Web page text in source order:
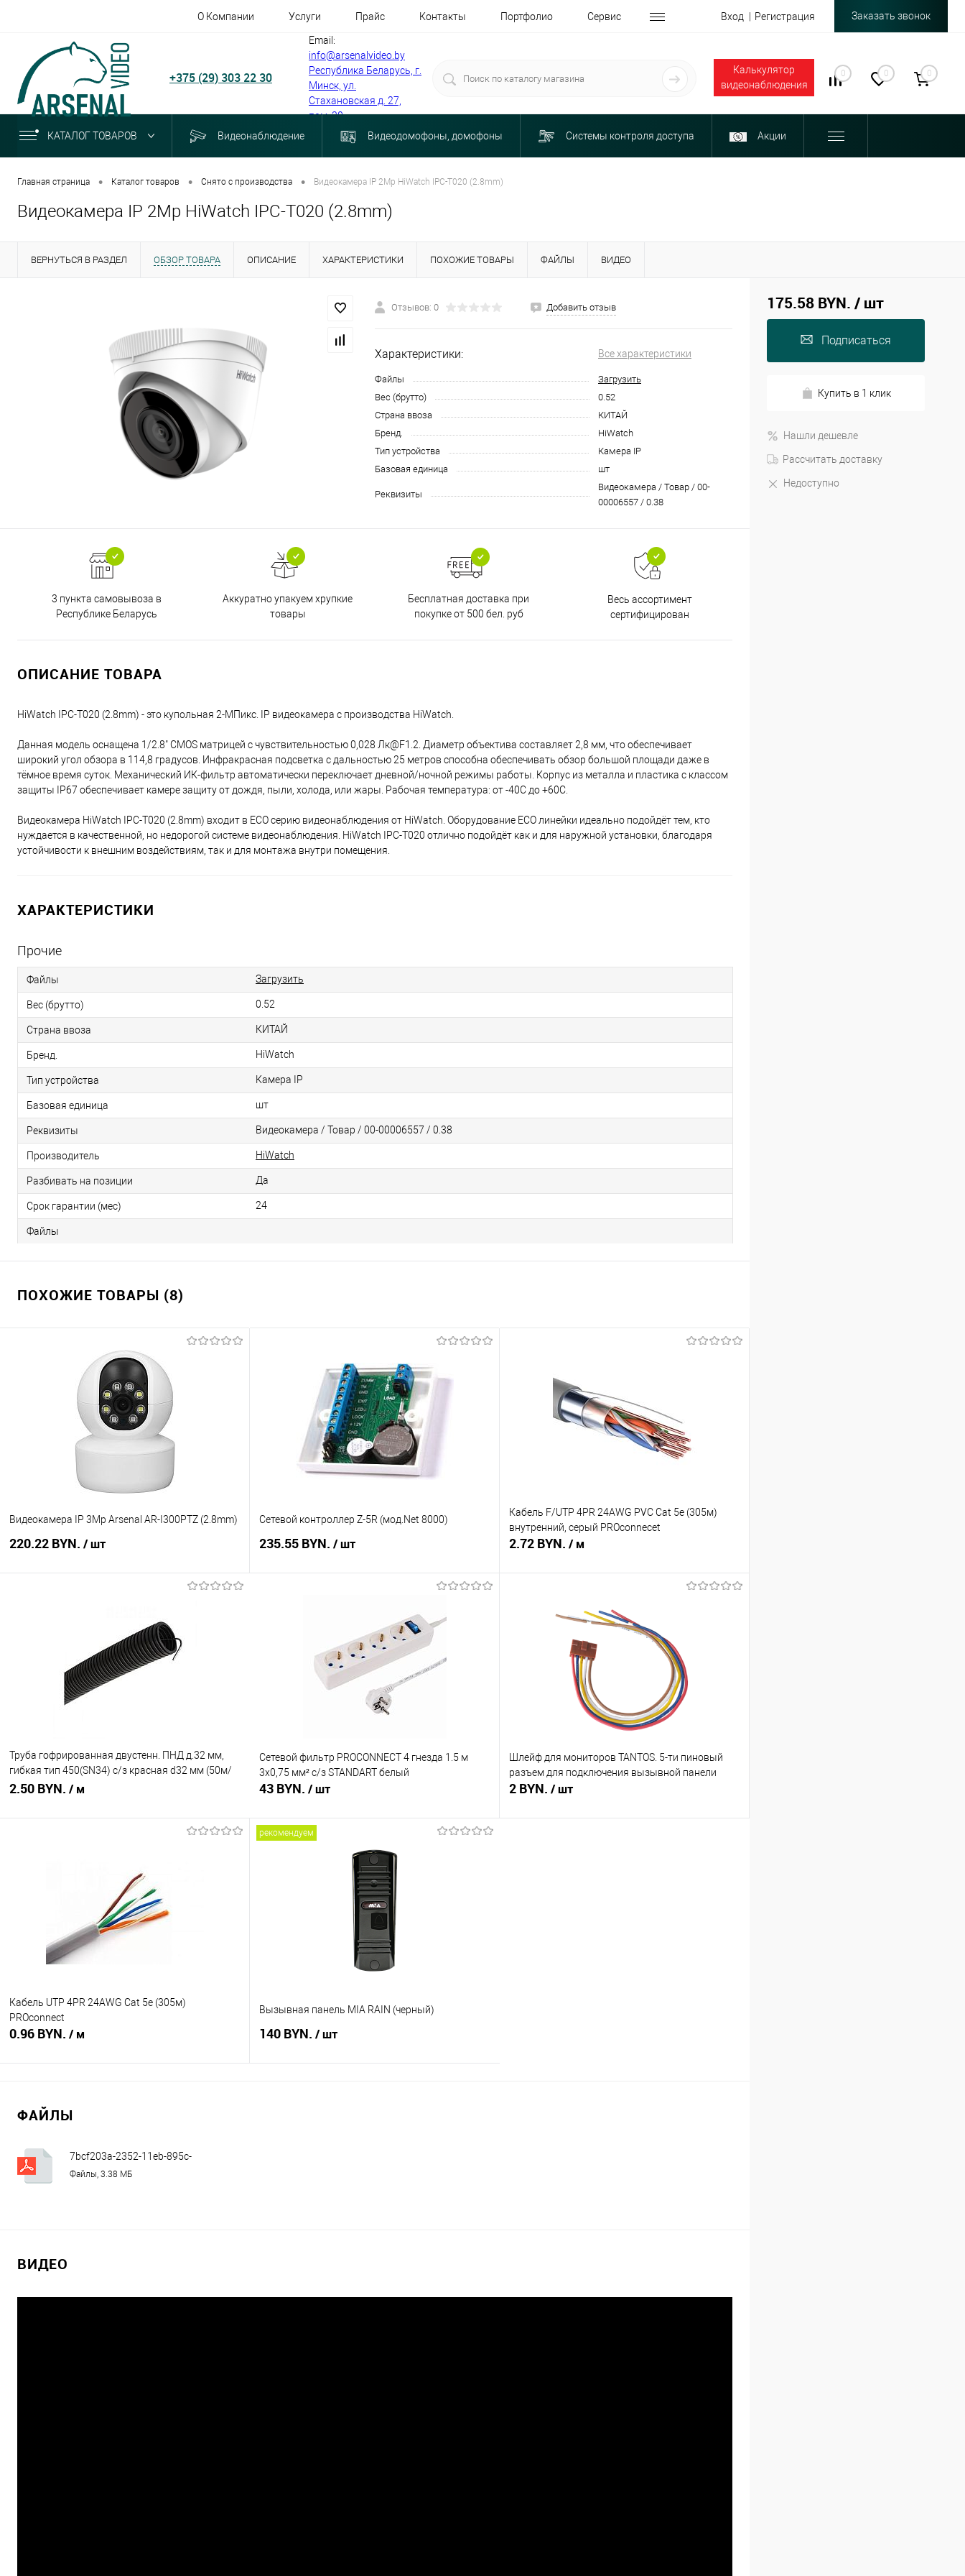
О Компании Услуги Прайс Контакты Портфолио Сервис Вход Регистрация Заказать звонок
+375 (29) 303 22 30
Email:
info@arsenalvideo.by
Республика Беларусь, г.
Минск, ул.
Стахановская д. 27,
пом. 30
Калькулятор
видеонаблюдения
0 0 0
КАТАЛОГ ТОВАРОВ Видеонаблюдение Видеодомофоны, домофоны Системы контроля доступа Акции
Главная страница • Каталог товаров • Снято с производства • Видеокамера IP 2Mp HiWatch IPC-T020 (2.8mm)
Видеокамера IP 2Mp HiWatch IPC-T020 (2.8mm)
ВЕРНУТЬСЯ В РАЗДЕЛ ОБЗОР ТОВАРА ОПИСАНИЕ ХАРАКТЕРИСТИКИ ПОХОЖИЕ ТОВАРЫ ФАЙЛЫ ВИДЕО
Отзывов: 0 Добавить отзыв
Характеристики: Все характеристики
Файлы
Загрузить
Вес (брутто)
0.52
Страна ввоза
КИТАЙ
Бренд.
HiWatch
Тип устройства
Камера IP
Базовая единица
шт
Реквизиты
Видеокамера / Товар / 00-
00006557 / 0.38
3 пункта самовывоза в
Республике Беларусь
Аккуратно упакуем хрупкие
товары
Бесплатная доставка при
покупке от 500 бел. руб
Весь ассортимент
сертифицирован
ОПИСАНИЕ ТОВАРА
HiWatch IPC-T020 (2.8mm) - это купольная 2-МПикс. IP видеокамера с производства HiWatch.
Данная модель оснащена 1/2.8" CMOS матрицей с чувствительностью 0,028 Лк@F1.2. Диаметр объектива составляет 2,8 мм, что обеспечивает
широкий угол обзора в 114,8 градусов. Инфракрасная подсветка с дальностью 25 метров способна обеспечивать обзор большой площади даже в
тёмное время суток. Механический ИК-фильтр автоматически переключает дневной/ночной режимы работы. Корпус из металла и пластика с классом
защиты IP67 обеспечивает камере защиту от дождя, пыли, холода, или жары. Рабочая температура: от -40C до +60C.
Видеокамера HiWatch IPC-T020 (2.8mm) входит в ECO серию видеонаблюдения от HiWatch. Оборудование ECO линейки идеально подойдёт тем, кто
нуждается в качественной, но недорогой системе видеонаблюдения. HiWatch IPC-T020 отлично подойдёт как и для наружной установки, благодаря
устойчивости к внешним воздействиям, так и для монтажа внутри помещения.
ХАРАКТЕРИСТИКИ
Прочие
Файлы Загрузить
Вес (брутто) 0.52
Страна ввоза КИТАЙ
Бренд. HiWatch
Тип устройства Камера IP
Базовая единица шт
Реквизиты Видеокамера / Товар / 00-00006557 / 0.38
Производитель HiWatch
Разбивать на позиции Да
Срок гарантии (мес) 24
Файлы
ПОХОЖИЕ ТОВАРЫ (8)
Видеокамера IP 3Mp Arsenal AR-I300PTZ (2.8mm)
220.22 BYN. / шт
Сравнение
В наличии
Сетевой контроллер Z-5R (мод.Net 8000)
235.55 BYN. / шт
Сравнение
В наличии
Кабель F/UTP 4PR 24AWG PVC Cat 5е (305м)
внутренний, серый PROconnecеt
2.72 BYN. / м
Купить в 1 клик
Сравнение
В наличии
Труба гофрированная двустенн. ПНД д.32 мм,
гибкая тип 450(SN34) с/з красная d32 мм (50м/
уп)
2.50 BYN. / м
Сравнение
В наличии
Сетевой фильтр PROCONNECT 4 гнезда 1.5 м
3х0,75 мм² с/з STANDART белый
43 BYN. / шт
В корзину
Сравнение
В наличии
Шлейф для мониторов TANTOS. 5-ти пиновый
разъем для подключения вызывной панели
2 BYN. / шт
Кабель UTP 4PR 24AWG Cat 5е (305м)
PROconnect
0.96 BYN. / м
В избранное
В наличии
рекомендуем
Вызывная панель MIA RAIN (черный)
140 BYN. / шт
ФАЙЛЫ
7bcf203a-2352-11eb-895c-
1c1b0d39e5bf_3cc98325-ea05-11eb-
Файлы, 3.38 МБ
ВИДЕО
175.58 BYN. / шт
Подписаться
Купить в 1 клик
Нашли дешевле
Рассчитать доставку
Недоступно